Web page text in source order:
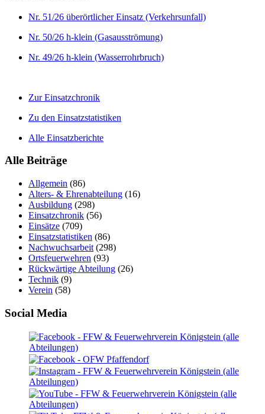
Nr. 51/26 überörtlicher Einsatz (Verkehrsunfall)
Nr. 50/26 h-klein (Gasausströmung)
Nr. 49/26 h-klein (Wasserrohrbruch)
Zur Einsatzchronik
Zu den Einsatzstatistiken
Alle Einsatzberichte
Alle Beiträge
Allgemein (86)
Alters- & Ehrenabteilung (16)
Ausbildung (298)
Einsatzchronik (56)
Einsätze (709)
Einsatzstatistiken (86)
Nachwuchsarbeit (298)
Ortsfeuerwehren (93)
Rückwärtige Abteilung (26)
Technik (9)
Verein (58)
Social Media